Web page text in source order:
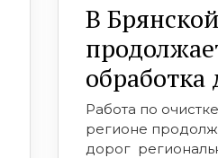
В
обработка
Работа по
регионе
дорог